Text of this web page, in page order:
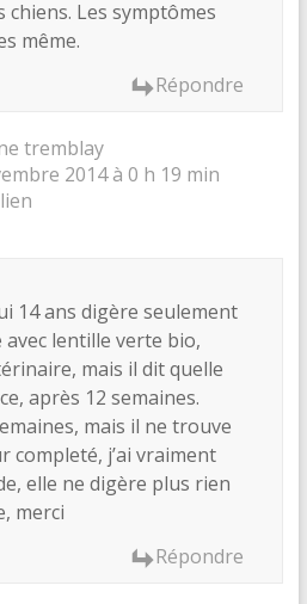
Les symptômes
même.
Répondre
tremblay
2014 à 0 h 19 min
14 ans digère seulement
avec lentille verte bio,
mais il dit quelle
après 12 semaines.
mais il ne trouve
completé, j’ai vraiment
elle ne digère plus rien
merci
Répondre